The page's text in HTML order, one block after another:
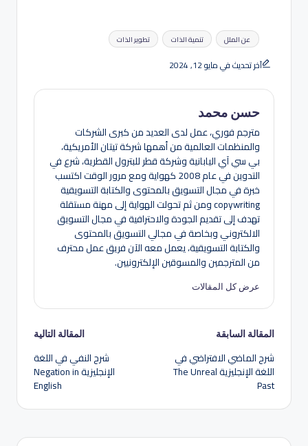
العلامات: تطوير الذات تنمية الذات عن الملل
آخر تحديث في مايو 12, 2024
حسن محمد
مترجم فوري، عمل لدى العديد من كبرى الشركات
والمنظمات العالمية من أهمها شركة تيتان الأمريكية،
بي سي آي اليابانية وشركة قطر للبترول القطرية، شرع في
التدوين في عام 2008 كهواية ومع مرور الوقت اكتسب
خبرة في مجال التسويق بالمحتوى والكتابة التسويقية
copywriting ومن ثم تحولت الهواية إلى مهنة مستقلة
تهدف إلى تقديم الجودة والاحترافية في مجال التسويق
الالكتروني وبخاصة في مجالي التسويق بالمحتوى
والكتابة التسويقية، يعمل معه الآن فريق عمل محترف
من المترجمين والمسوقين الإلكترونيين.
عرض كل المقالات
تصفّح
المقالات
المقالة السابقة
شرح الماضي الافتراضي في
اللغة الإنجليزية The Unreal
Past
المقالة التالية
شرح النفي في اللغة
الإنجليزية Negation in
English